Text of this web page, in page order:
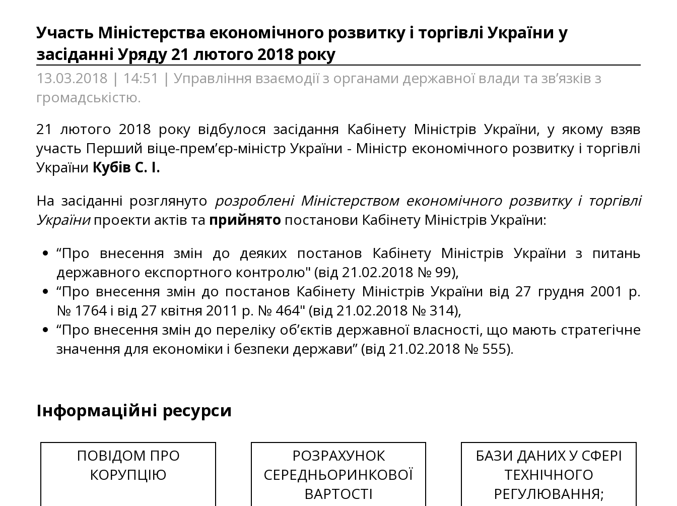
Участь Міністерства економічного розвитку і торгівлі України у
засіданні Уряду 21 лютого 2018 року
13.03.2018 | 14:51 | Управління взаємодії з органами державної влади та зв’язків з
громадськістю.
21 лютого 2018 року відбулося засідання Кабінету Міністрів України, у якому взяв
участь Перший віце-прем’єр-міністр України - Міністр економічного розвитку і торгівлі
України Кубів С. І.
На засіданні розглянуто розроблені Міністерством економічного розвитку і торгівлі
Українипроекти актів та прийнято постанови Кабінету Міністрів України:
“Про внесення змін до деяких постанов Кабінету Міністрів України з питань
державного експортного контролю" (від 21.02.2018 № 99),
“Про внесення змін до постанов Кабінету Міністрів України від 27 грудня 2001 р.
№ 1764 і від 27 квітня 2011 р. № 464" (від 21.02.2018 № 314),
“Про внесення змін до переліку об’єктів державної власності, що мають стратегічне
значення для економіки і безпеки держави” (від 21.02.2018 № 555).
Інформаційні ресурси
ПОВІДОМ ПРО
КОРУПЦІЮ
РОЗРАХУНОК
СЕРЕДНЬОРИНКОВОЇ
ВАРТОСТІ
БАЗИ ДАНИХ У СФЕРІ
ТЕХНІЧНОГО
РЕГУЛЮВАННЯ;